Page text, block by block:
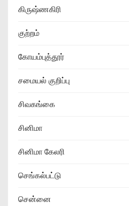
கிருஷ்ணகிரி
குற்றம்
கோயம்புத்தூர்
சமையல் குறிப்பு
சிவகங்கை
சினிமா
சினிமா கேலரி
செங்கல்பட்டு
சென்னை